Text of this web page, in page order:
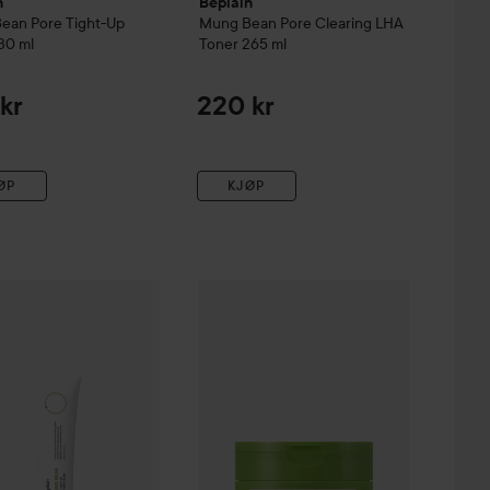
Mask
Toner.
Pore Tight-Up
ml
Mung Bean Pore Clearing LHA
Toner 265 ml
220 kr
KJØP